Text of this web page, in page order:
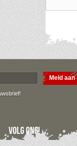
Meld aan
Volg ons!